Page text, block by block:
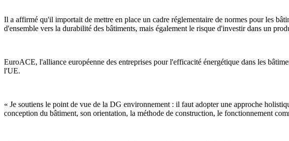
Il a affirmé qu'il importait de mettre en place un cadre réglementaire de normes pour les
d'ensemble vers la durabilité des bâtiments, mais également le risque d'investir dans un
EuroACE, l'alliance européenne des entreprises pour l'efficacité énergétique dans les
l'UE.
« Je soutiens le point de vue de la DG environnement : il faut adopter une approche
conception du bâtiment, son orientation, la méthode de construction, le fonctionnement